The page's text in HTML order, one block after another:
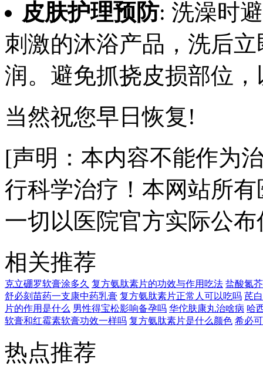
皮肤护理预防: 洗澡时
刺激的沐浴产品，洗后
润。避免抓挠皮损部位
当然祝您早日恢复!
[声明：本内容不能作为
行科学治疗！本网站所
一切以医院官方实际公
相关推荐
克立硼罗软膏涂多久 复方氨肽素片的功效与作用吃法 盐酸氮
舒必刻苗药一支康中药乳膏 复方氨肽素片正常人可以吃吗 芪
片的作用是什么 男性得宝松影响备孕吗 华佗肤康丸治啥病 哈
软膏和红霉素软膏功效一样吗 复方氨肽素片是什么颜色 希必
热点推荐